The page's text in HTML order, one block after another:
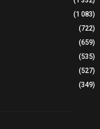
(1 083)
(722)
(659)
(535)
(527)
(349)